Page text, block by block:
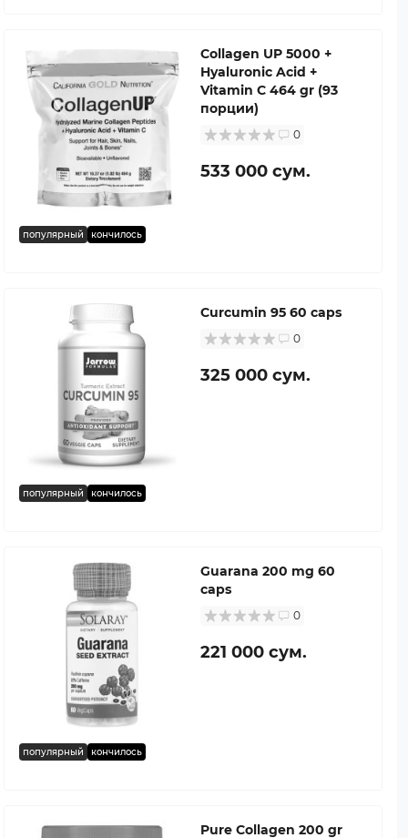
популярный кончилось
Collagen UP 5000 +
Hyaluronic Acid +
Vitamin C 464 gr (93
порции)
0
533 000 сум.
популярный кончилось
Curcumin 95 60 caps
0
325 000 сум.
популярный кончилось
Guarana 200 mg 60
caps
0
221 000 сум.
Pure Collagen 200 gr